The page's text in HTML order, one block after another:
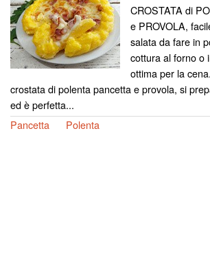
CROSTATA di
e PROVOLA,
salata da fare in
cottura al forno o
ottima per la
crostata di polenta pancetta e provola, si
ed è perfetta...
Pancetta
Polenta